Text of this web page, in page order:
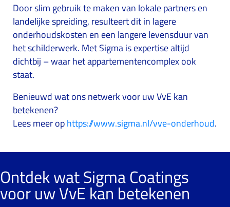
Door slim gebruik te maken van lokale partners en
landelijke spreiding, resulteert dit in lagere
onderhoudskosten en een langere levensduur van
het schilderwerk. Met Sigma is expertise altijd
dichtbij – waar het appartementencomplex ook
staat.
Benieuwd wat ons netwerk voor uw VvE kan
betekenen?
Lees meer ophttps://www.sigma.nl/vve-onderhoud.
Ontdek wat Sigma Coatings
voor uw VvE kan betekenen